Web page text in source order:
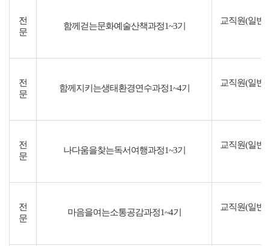
전
문
함께걷는문화예술산책과정1~3기
교직원(일반
전
문
함께지키는생태환경연수과정1~4기
교직원(일반
전
문
나다움을찾는독서여행과정1~3기
교직원(일반
전
문
마음을여는소통공감과정1~4기
교직원(일반